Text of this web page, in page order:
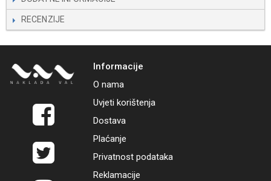
RECENZIJE
Informacije
O nama
Uvjeti korištenja
Dostava
Plaćanje
Privatnost podataka
Reklamacije